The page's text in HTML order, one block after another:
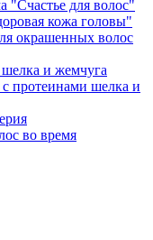
"Счастье для волос"
кожа головы"
окрашенных волос
и жемчуга
протеинами шелка и
во время